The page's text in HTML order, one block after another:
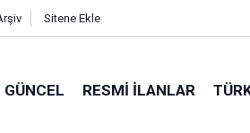
Sitene Ekle
GÜNCEL RESMI İLANLAR